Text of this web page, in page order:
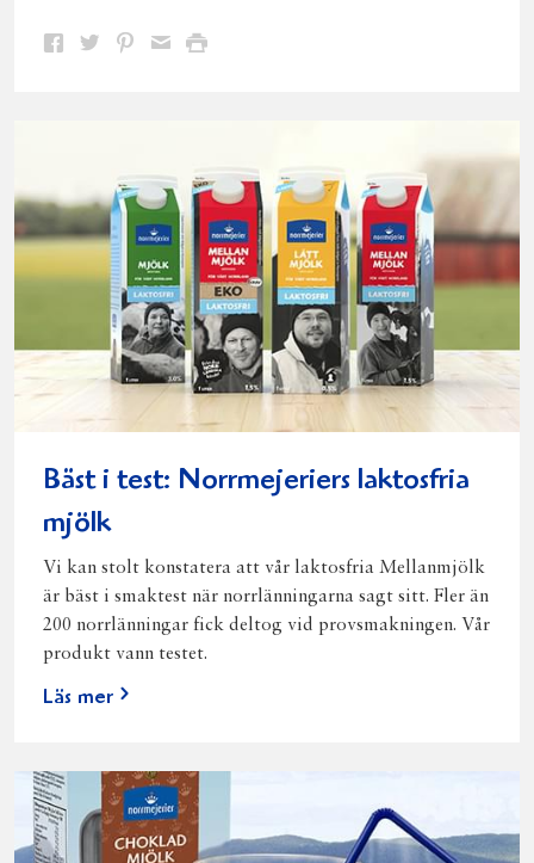
Dela Dela Dela DelaSkriv
Bäst i test: Norrmejeriers laktosfria
mjölk
Vi kan stolt konstatera att vår laktosfria Mellanmjölk
är bäst i smaktest när norrlänningarna sagt sitt. Fler än
200 norrlänningar fick deltog vid provsmakningen. Vår
produkt vann testet.
Läs mer